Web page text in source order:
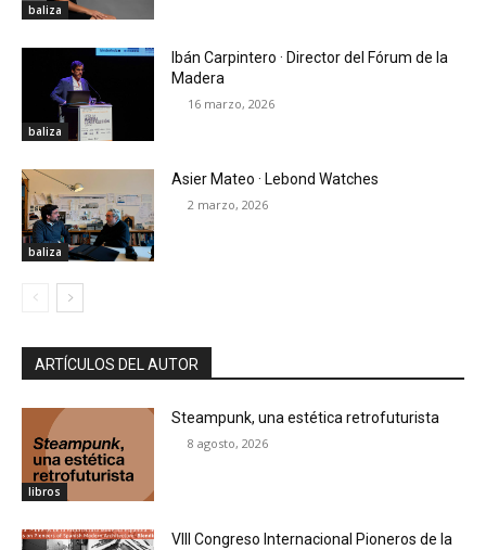
baliza
baliza
Ibán Carpintero · Director del Fórum de la
Madera
16 marzo, 2026
baliza
Asier Mateo · Lebond Watches
2 marzo, 2026
ARTÍCULOS DEL AUTOR
libros
Steampunk, una estética retrofuturista
8 agosto, 2026
VIII Congreso Internacional Pioneros de la